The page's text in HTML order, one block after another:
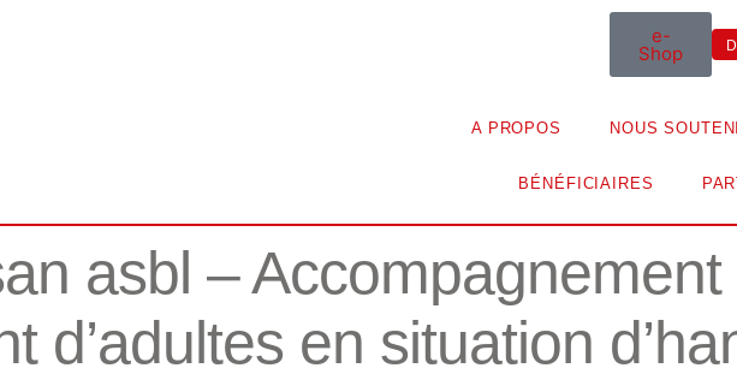
e-
Shop
A PROPOS NOUS
BÉNÉFICIAIRES
asbl – Accompagnement
d’adultes en situation